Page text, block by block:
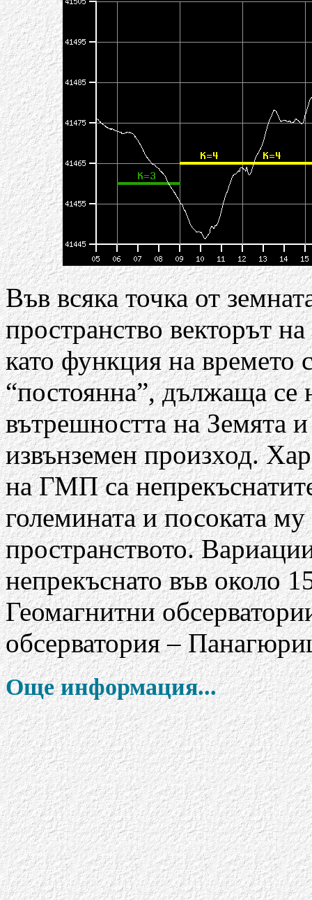
Във всяка точка от
пространство векторът
като функция на времето
“постоянна”, дължаща
вътрешността на Земята
извънземен произход.
на ГМП са
големината и посоката
пространството.
непрекъснато във около
Геомагнитни
обсерватория –
Още информация...